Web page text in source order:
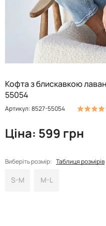
Кофта з блискавкою
55054
Артикул: 8527-55054
Ціна: 599 грн
Виберіть розмір: Таблиця розмірів
S-M M-L